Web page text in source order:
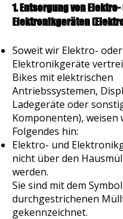
1. Entsorgung von
Elektronikgeräten
Soweit wir Elektro- oder
Elektronikgeräte
Bikes mit elektrischen
Antriebssystemen,
Ladegeräte oder
Komponenten), weisen
Folgendes hin:
Elektro- und
nicht über den
werden.
Sie sind mit dem
durchgestrichenen
gekennzeichnet.